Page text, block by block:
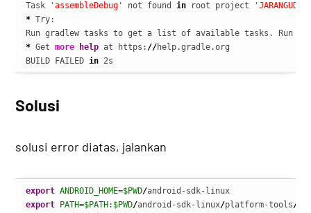
Task
'assembleDebug' not found in root project
* Try:
Run gradlew tasks to get a list of available tasks. Run
* Get more help at https: //help.gradle.org
BUILD FAILED in 2s
Solusi
solusi error diatas, jalankan
export ANDROID_HOME=$PWD/
export
PATH=$PATH : $PWD/android-sdk-linux/platform-tools/